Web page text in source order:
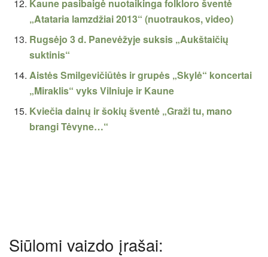
Kaune pasibaigė nuotaikinga folkloro šventė
„Atataria lamzdžiai 2013“ (nuotraukos, video)
Rugsėjo 3 d. Panevėžyje suksis „Aukštaičių
suktinis“
Aistės Smilgevičiūtės ir grupės „Skylė“ koncertai
„Miraklis“ vyks Vilniuje ir Kaune
Kviečia dainų ir šokių šventė „Graži tu, mano
brangi Tėvyne…“
Siūlomi vaizdo įrašai: